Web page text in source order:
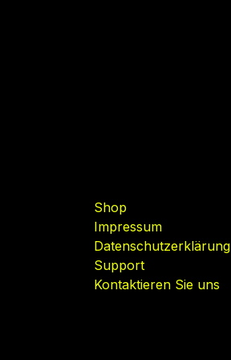
Shop
Impressum
Datenschutzerklärung
Support
Kontaktieren Sie uns